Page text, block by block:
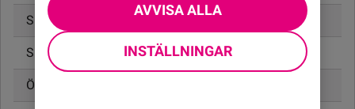
Skicka SMS 4,95 kr
Skicka MMS 0,45 kr
Öppningsavgift
AVVISA ALLA
INSTÄLLNINGAR